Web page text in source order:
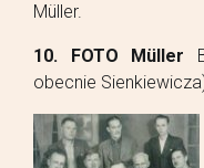
Müller.
10. FOTO Müller
obecnie